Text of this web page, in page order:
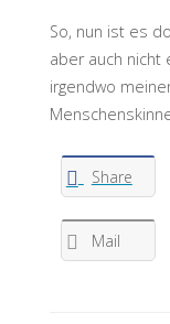
So, nun ist es
aber auch nicht
irgendwo
Share
Mail